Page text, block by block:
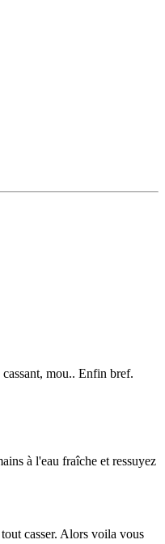
mou.. Enfin bref.
à l'eau fraîche et ressuyez
casser. Alors voila vous